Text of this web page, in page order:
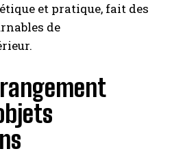
et pratique, fait des
de